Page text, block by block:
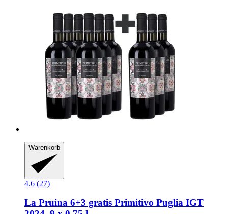
Warenkorb
4.6 (27)
La Pruina 6+3 gratis Primitivo Puglia IGT